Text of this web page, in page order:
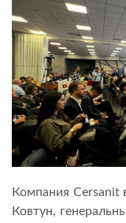
Компания
Ковтун,